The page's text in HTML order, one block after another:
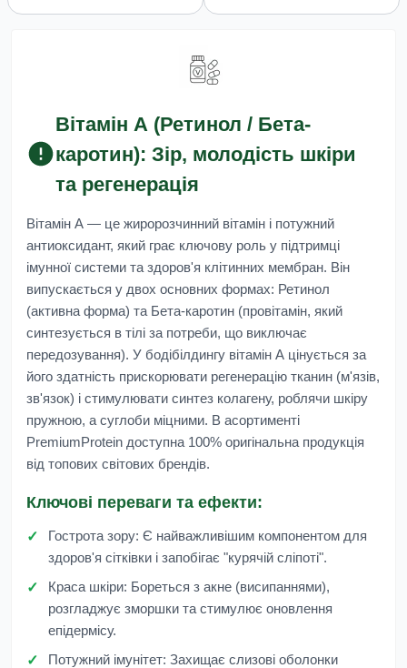
Вітамін А (Ретинол / Бета-
каротин): Зір, молодість шкіри
та регенерація
Вітамін А — це жиророзчинний вітамін і потужний
антиоксидант, який грає ключову роль у підтримці
імунної системи та здоров'я клітинних мембран. Він
випускається у двох основних формах: Ретинол
(активна форма) та Бета-каротин (провітамін, який
синтезується в тілі за потреби, що виключає
передозування). У бодібілдингу вітамін А цінується за
його здатність прискорювати регенерацію тканин (м'язів,
зв'язок) і стимулювати синтез колагену, роблячи шкіру
пружною, а суглоби міцними. В асортименті
PremiumProtein доступна 100% оригінальна продукція
від топових світових брендів.
Ключові переваги та ефекти:
Гострота зору: Є найважливішим компонентом для
здоров'я сітківки і запобігає "курячій сліпоті".
Краса шкіри: Бореться з акне (висипаннями),
розгладжує зморшки та стимулює оновлення
епідермісу.
Потужний імунітет: Захищає слизові оболонки